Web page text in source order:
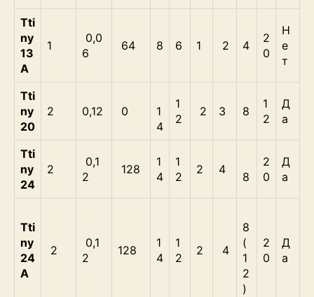
Tti
ny
13
A
1
0,0
6
64 8 6 1 2 4
2
0
Н
е
т
Tti
ny
20
2 0,12 0
1
4
1
2
2 3 8
1
2
Д
а
Tti
ny
24
2
0,1
2
128
1
4
1
2
2 4
8
2
0
Д
а
Tti
ny
24
A
2
0,1
2
128
1
4
1
2
2 4
8
(
1
2
)
2
0
Д
а